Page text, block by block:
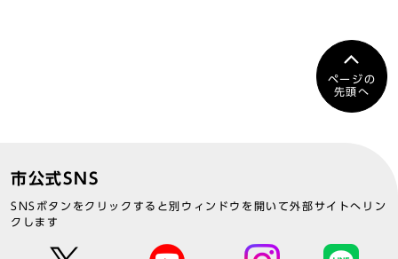
ページの
先頭へ
市公式SNS
SNSボタンをクリックすると別ウィンドウを開いて外部サイトへリン
クします